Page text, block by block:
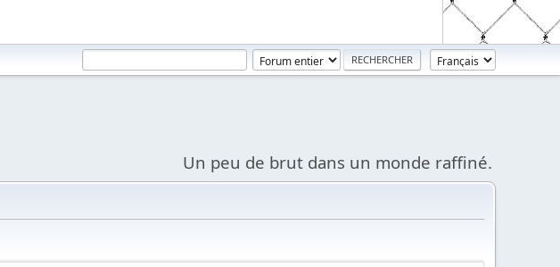
Un peu de brut dans un monde raffiné.